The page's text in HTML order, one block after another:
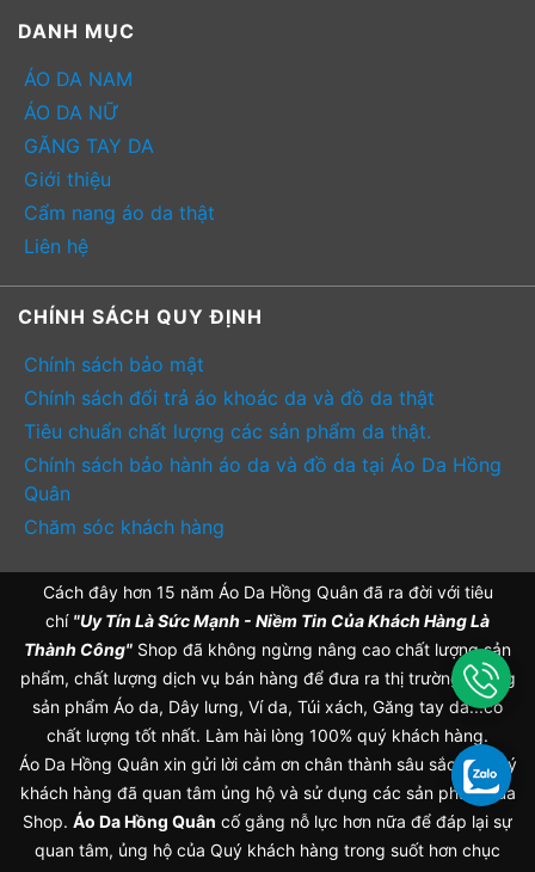
DANH MỤC
ÁO DA NAM
ÁO DA NỮ
GĂNG TAY DA
Giới thiệu
Cẩm nang áo da thật
Liên hệ
CHÍNH SÁCH QUY ĐỊNH
Chính sách bảo mật
Chính sách đổi trả áo khoác da và đồ da thật
Tiêu chuẩn chất lượng các sản phẩm da thật.
Chính sách bảo hành áo da và đồ da tại Áo Da Hồng
Quân
Chăm sóc khách hàng
Cách đây hơn 15 năm Áo Da Hồng Quân đã ra đời với tiêu
chí "Uy Tín Là Sức Mạnh - Niềm Tin Của Khách Hàng Là
Thành Công" Shop đã không ngừng nâng cao chất lượng sản
phẩm, chất lượng dịch vụ bán hàng để đưa ra thị trường những
sản phẩm Áo da, Dây lưng, Ví da, Túi xách, Găng tay da...có
chất lượng tốt nhất. Làm hài lòng 100% quý khách hàng.
Áo Da Hồng Quân xin gửi lời cảm ơn chân thành sâu sắc tới Quý
khách hàng đã quan tâm ủng hộ và sử dụng các sản phẩm của
Shop. Áo Da Hồng Quân cố gắng nỗ lực hơn nữa để đáp lại sự
quan tâm, ủng hộ của Quý khách hàng trong suốt hơn chục